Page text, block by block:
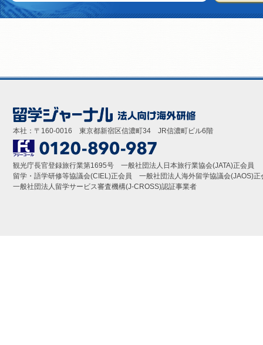
本社：〒160-0016 東京都新宿区信濃町34 JR信濃町ビル6階
観光庁長官登録旅行業第1695号 一般社団法人日本旅行業協会(JATA)正会員
留学・語学研修等協議会(CIEL)正会員 一般社団法人海外留学協議会(JAOS)正
一般社団法人留学サービス審査機構(J-CROSS)認証事業者